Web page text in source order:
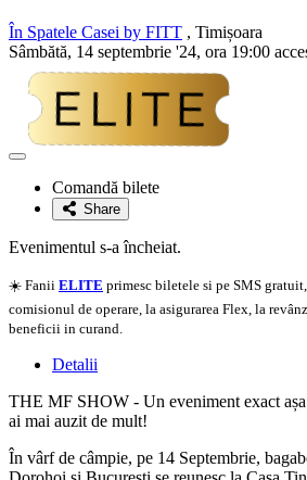
În Spatele Casei by FITT , Timișoara
Sâmbătă, 14 septembrie '24, ora 19:00
Adaugă
favoriteComandă bilete
Share
Evenimentul s-a încheiat.
☀️ Fanii ELITE primesc biletele si pe SMS
comisionul de operare, la asigurarea Flex, la
beneficii in curand.
Detalii
THE MF SHOW - Un eveniment exact
ai mai auzit de mult!
În vârf de câmpie, pe 14 Septembrie,